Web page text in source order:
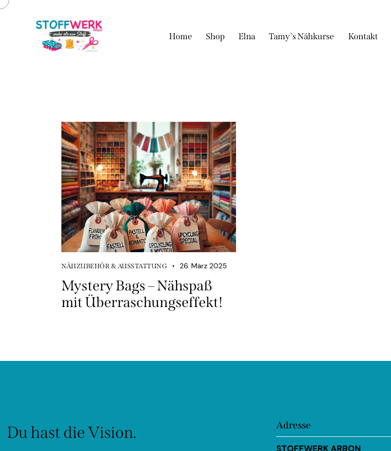
Home Shop Elna Tamy`s Nähkurse Kontakt
NÄHZUBEHÖR & AUSSTATTUNG 26. März 2025
Mystery Bags – Nähspaß
mit Überraschungseffekt!
Du hast die Vision.
Adresse
STOFFWERK ARBON